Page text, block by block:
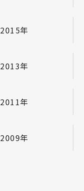
2015年
2013年
2011年
2009年